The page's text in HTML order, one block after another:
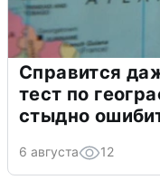
Справится
тест по
стыдно
6 августа 12